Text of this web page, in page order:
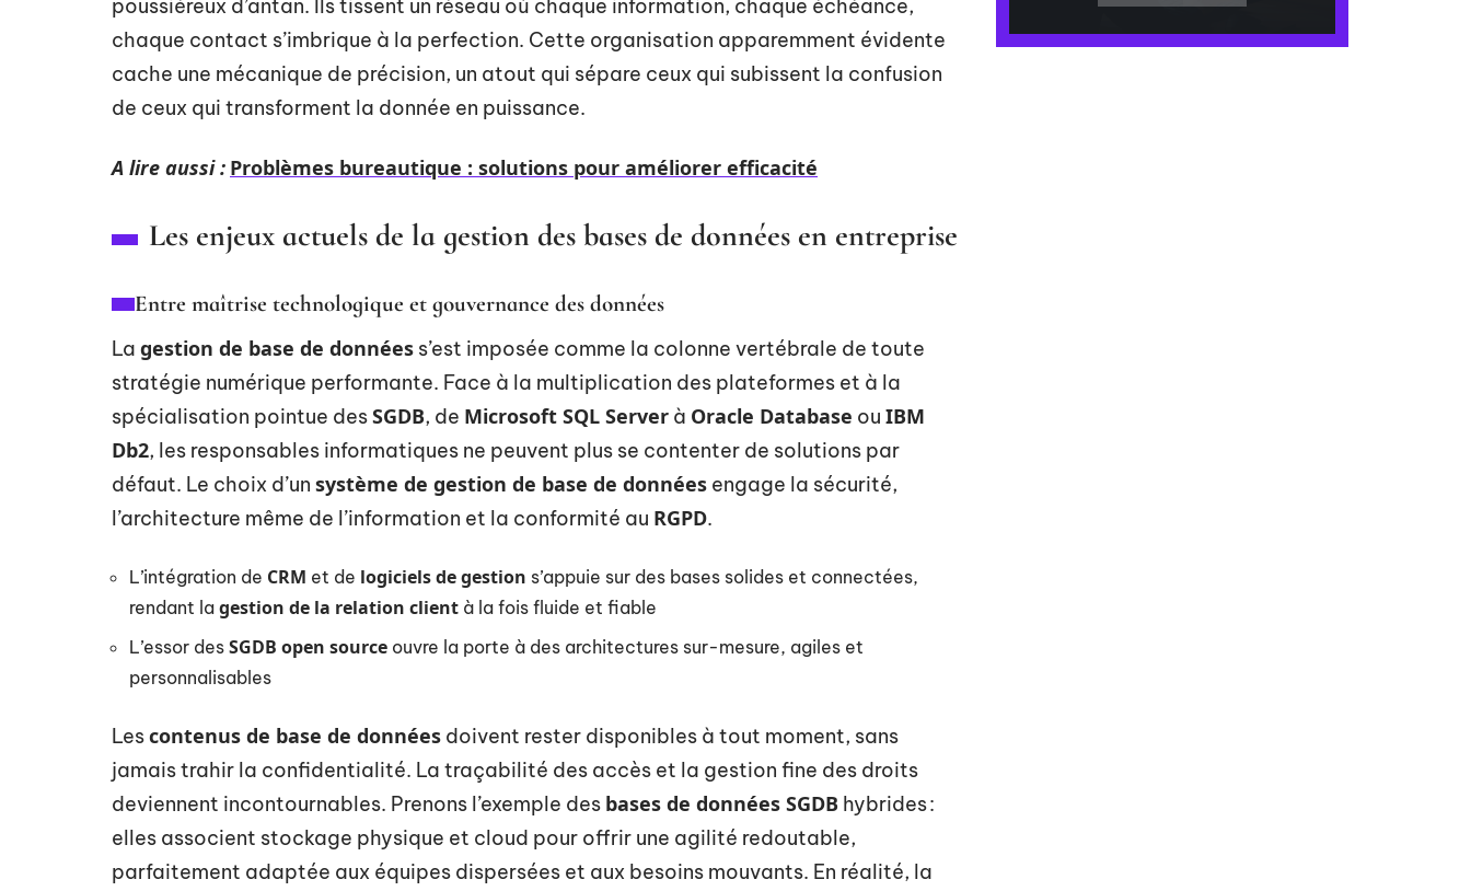
poussiéreux d’antan. Ils tissent un réseau où chaque information, chaque échéance,
chaque contact s’imbrique à la perfection. Cette organisation apparemment évidente
cache une mécanique de précision, un atout qui sépare ceux qui subissent la confusion
de ceux qui transforment la donnée en puissance.
A lire aussi : Problèmes bureautique : solutions pour améliorer efficacité
Les enjeux actuels de la gestion des bases de données en entreprise
Entre maîtrise technologique et gouvernance des données
La gestion de base de données s’est imposée comme la colonne vertébrale de toute
stratégie numérique performante. Face à la multiplication des plateformes et à la
spécialisation pointue desSGDB, de Microsoft SQL Server à Oracle Database ou IBM
Db2, les responsables informatiques ne peuvent plus se contenter de solutions par
défaut. Le choix d’un système de gestion de base de données engage la sécurité,
l’architecture même de l’information et la conformité au RGPD.
L’intégration de CRM et de logiciels de gestion s’appuie sur des bases solides et connectées,
rendant la gestion de la relation client à la fois fluide et fiable
L’essor des SGDB open source ouvre la porte à des architectures sur-mesure, agiles et
personnalisables
Lescontenus de base de données doivent rester disponibles à tout moment, sans
jamais trahir la confidentialité. La traçabilité des accès et la gestion fine des droits
deviennent incontournables. Prenons l’exemple des bases de données SGDB hybrides :
elles associent stockage physique et cloud pour offrir une agilité redoutable,
parfaitement adaptée aux équipes dispersées et aux besoins mouvants. En réalité, la